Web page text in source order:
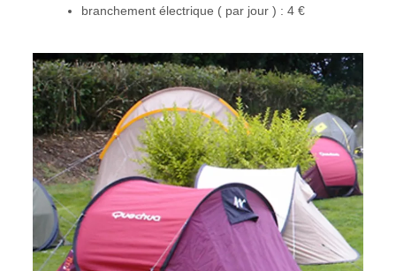
branchement électrique ( par jour ) : 4 €